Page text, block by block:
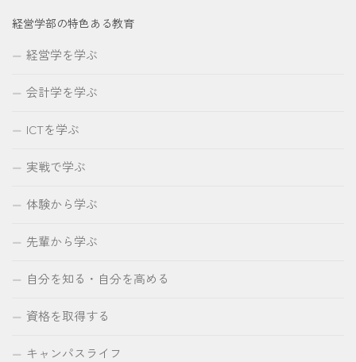
経営学部の特色ある教育
経営学を学ぶ
会計学を学ぶ
ICTを学ぶ
実戦で学ぶ
体験から学ぶ
先輩から学ぶ
自分を知る・自分を高める
資格を取得する
キャンパスライフ